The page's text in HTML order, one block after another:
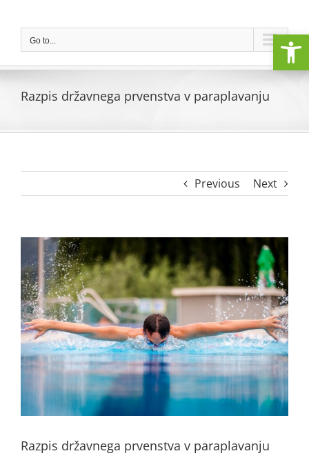
contentGo to...
Razpis državnega prvenstva v paraplavanju
Previous Next
View
Larger
Image
Razpis državnega prvenstva v paraplavanju